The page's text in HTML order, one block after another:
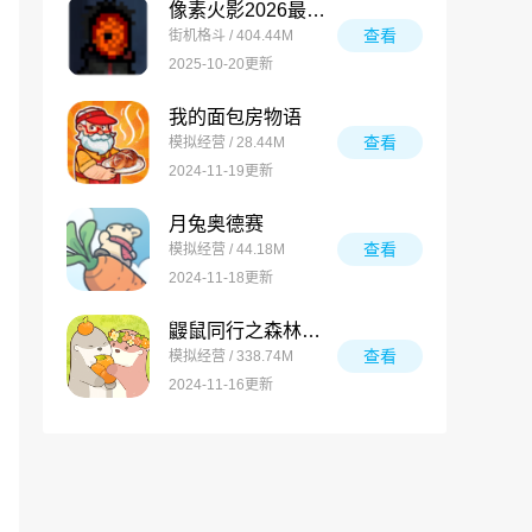
像素火影2026最新版
街机格斗 / 404.44M
2025-10-20更新
查看
我的面包房物语
模拟经营 / 28.44M
2024-11-19更新
查看
月兔奥德赛
模拟经营 / 44.18M
2024-11-18更新
查看
鼹鼠同行之森林之家万圣节版
模拟经营 / 338.74M
2024-11-16更新
查看